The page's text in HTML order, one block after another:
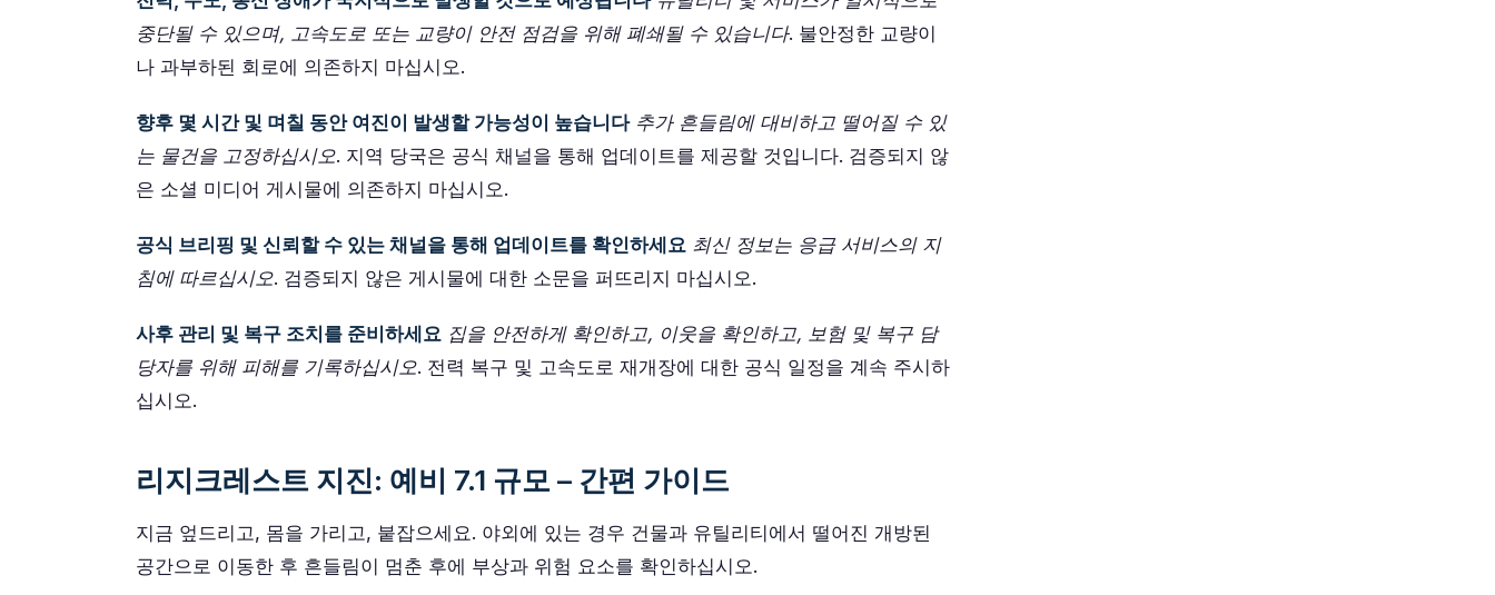
중단될 수 있으며, 고속도로 또는 교량이 안전 점검을 위해 폐쇄될 수 있습니다. 불안정한 교량이
나 과부하된 회로에 의존하지 마십시오.
향후 몇 시간 및 며칠 동안 여진이 발생할 가능성이 높습니다 추가 흔들림에 대비하고 떨어질 수 있
는 물건을 고정하십시오. 지역 당국은 공식 채널을 통해 업데이트를 제공할 것입니다. 검증되지 않
은 소셜 미디어 게시물에 의존하지 마십시오.
공식 브리핑 및 신뢰할 수 있는 채널을 통해 업데이트를 확인하세요 최신 정보는 응급 서비스의 지
침에 따르십시오. 검증되지 않은 게시물에 대한 소문을 퍼뜨리지 마십시오.
사후 관리 및 복구 조치를 준비하세요 집을 안전하게 확인하고, 이웃을 확인하고, 보험 및 복구 담
당자를 위해 피해를 기록하십시오. 전력 복구 및 고속도로 재개장에 대한 공식 일정을 계속 주시하
십시오.
리지크레스트 지진: 예비 7.1 규모 – 간편 가이드
지금 엎드리고, 몸을 가리고, 붙잡으세요. 야외에 있는 경우 건물과 유틸리티에서 떨어진 개방된
공간으로 이동한 후 흔들림이 멈춘 후에 부상과 위험 요소를 확인하십시오.